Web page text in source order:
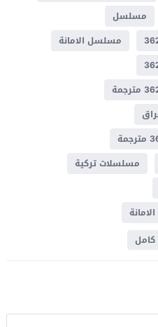
مسلسل
مسلسل الامانة
مسلسلات تركية
كامل